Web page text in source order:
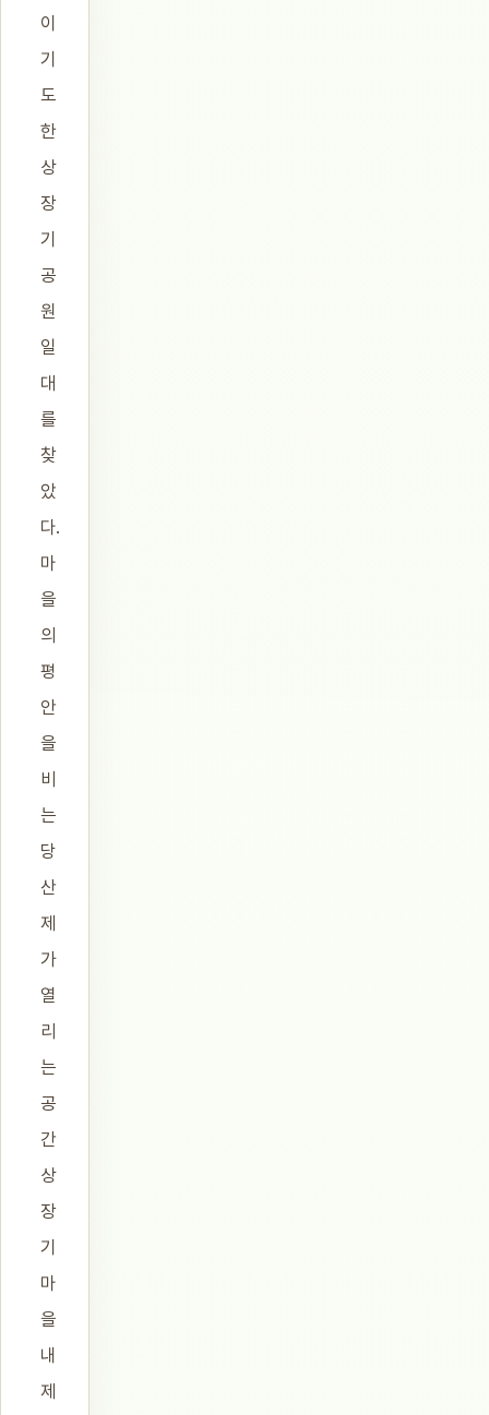
이
기
도
한
상
장
기
공
원
일
대
를
찾
았
다.
마
을
의
평
안
을
비
는
당
산
제
가
열
리
는
공
간
상
장
기
마
을
내
제